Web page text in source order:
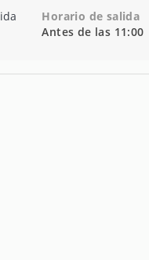
Horario de salida
Antes de las 11:00